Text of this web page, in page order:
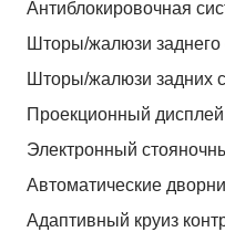
Антиблокировочная
Шторы/жалюзи заднего
Шторы/жалюзи задних
Проекционный
Электронный
Автоматические
Адаптивный круиз